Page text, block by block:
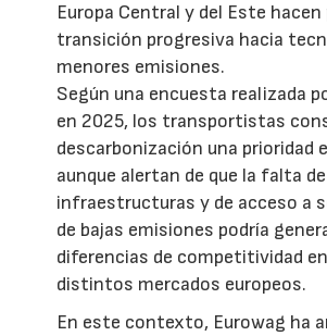
Europa Central y del Este hacen
transición progresiva hacia
menores emisiones.
Según una encuesta realizada
en 2025, los transportistas
descarbonización una prioridad
aunque alertan de que la falta de
infraestructuras y de acceso a
de bajas emisiones podría
diferencias de competitividad
distintos mercados europeos.
En este contexto, Eurowag ha